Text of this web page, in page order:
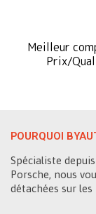
Meilleur
Prix/
POURQUOI
Spécialiste
Porsche, nous
détachées sur les